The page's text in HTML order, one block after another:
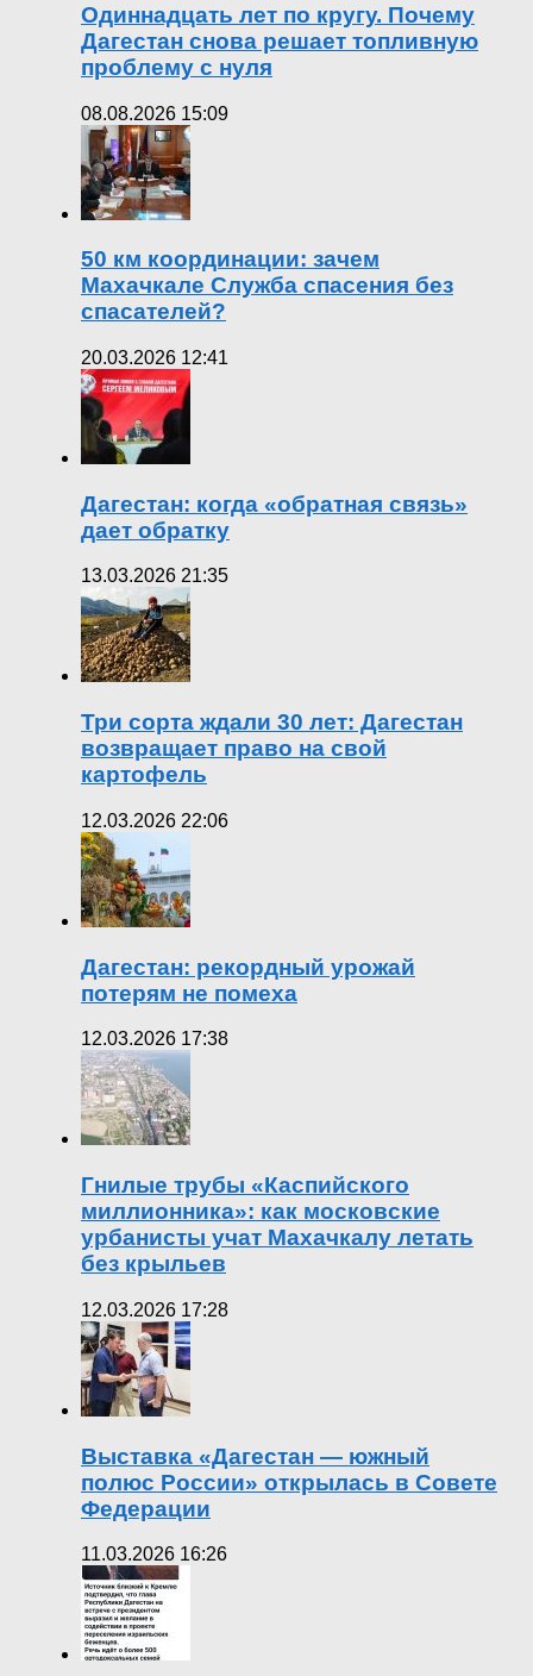
Одиннадцать лет по кругу. Почему
Дагестан снова решает топливную
проблему с нуля
08.08.2026 15:09
50 км координации: зачем
Махачкале Служба спасения без
спасателей?
20.03.2026 12:41
Дагестан: когда «обратная связь»
дает обратку
13.03.2026 21:35
Три сорта ждали 30 лет: Дагестан
возвращает право на свой
картофель
12.03.2026 22:06
Дагестан: рекордный урожай
потерям не помеха
12.03.2026 17:38
Гнилые трубы «Каспийского
миллионника»: как московские
урбанисты учат Махачкалу летать
без крыльев
12.03.2026 17:28
Выставка «Дагестан — южный
полюс России» открылась в Совете
Федерации
11.03.2026 16:26